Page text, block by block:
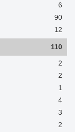
6
90
12
110
2
2
1
4
3
2